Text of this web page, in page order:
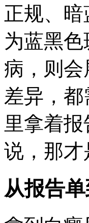
正规、
为蓝黑
病，则
差异，
里拿着
说，那才
从报告